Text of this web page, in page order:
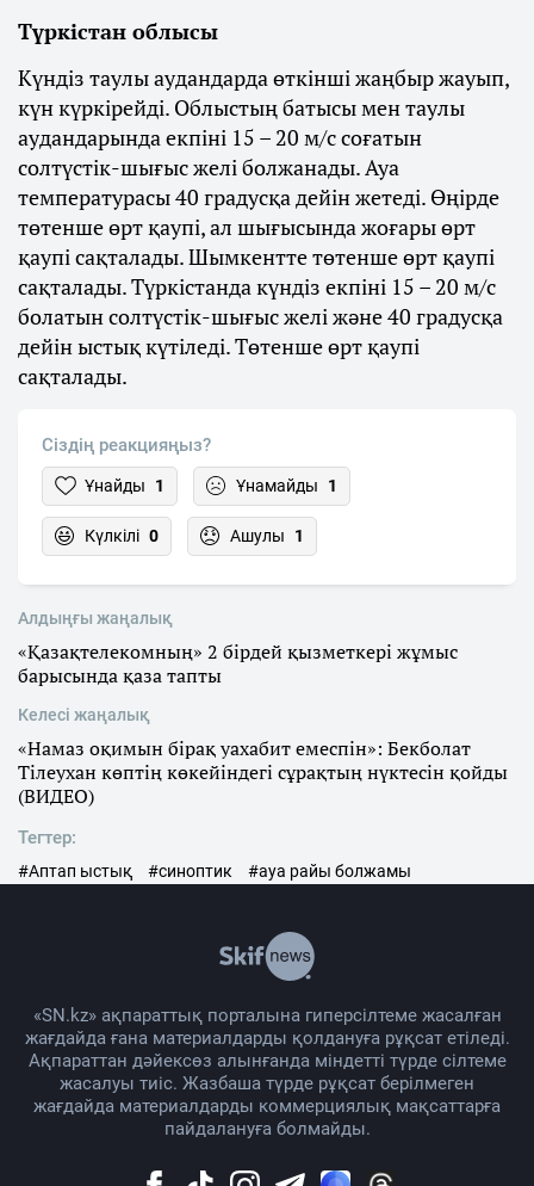
Түркістан облысы
Күндіз таулы аудандарда өткінші жаңбыр жауып,
күн күркірейді. Облыстың батысы мен таулы
аудандарында екпіні 15 – 20 м/с соғатын
солтүстік-шығыс желі болжанады. Ауа
температурасы 40 градусқа дейін жетеді. Өңірде
төтенше өрт қаупі, ал шығысында жоғары өрт
қаупі сақталады. Шымкентте төтенше өрт қаупі
сақталады. Түркістанда күндіз екпіні 15 – 20 м/с
болатын солтүстік-шығыс желі және 40 градусқа
дейін ыстық күтіледі. Төтенше өрт қаупі
сақталады.
Сіздің реакцияңыз?
Ұнайды 1 Ұнамайды 1
Күлкілі 0 Ашулы 1
Алдыңғы жаңалық
«Қазақтелекомның» 2 бірдей қызметкері жұмыс
барысында қаза тапты
Келесі жаңалық
«Намаз оқимын бірақ уахабит емеспін»: Бекболат
Тілеухан көптің көкейіндегі сұрақтың нүктесін қойды
(ВИДЕО)
Тегтер:
#Аптап ыстық #синоптик #ауа райы болжамы
«SN.kz» ақпараттық порталына гиперсілтеме жасалған
жағдайда ғана материалдарды қолдануға рұқсат етіледі.
Ақпараттан дәйексөз алынғанда міндетті түрде сілтеме
жасалуы тиіс. Жазбаша түрде рұқсат берілмеген
жағдайда материалдарды коммерциялық мақсаттарға
пайдалануға болмайды.